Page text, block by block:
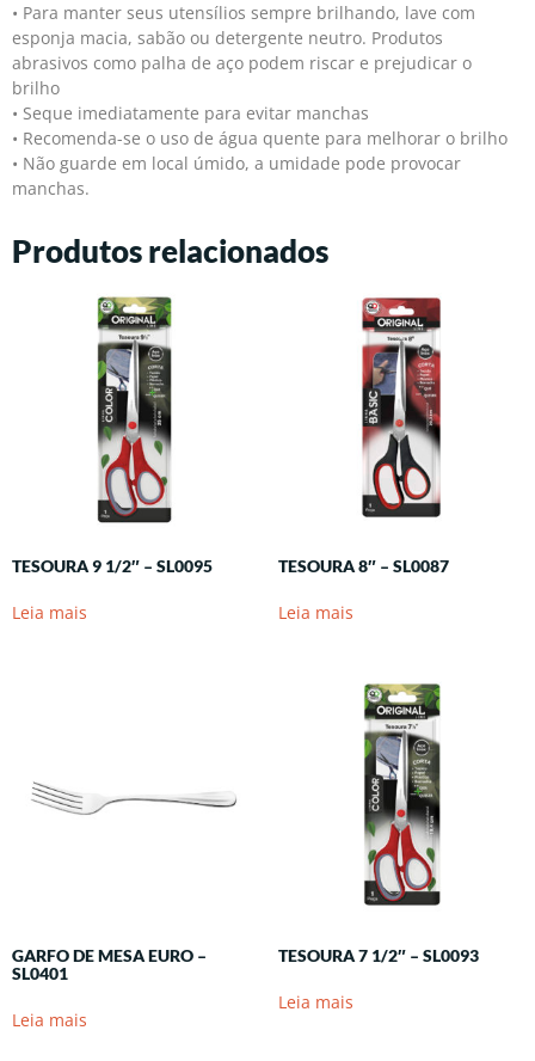
• Para manter seus utensílios sempre brilhando, lave com
esponja macia, sabão ou detergente neutro. Produtos
abrasivos como palha de aço podem riscar e prejudicar o
brilho
• Seque imediatamente para evitar manchas
• Recomenda-se o uso de água quente para melhorar o brilho
• Não guarde em local úmido, a umidade pode provocar
manchas.
Produtos relacionados
TESOURA 9 1/2″ – SL0095
Leia mais
TESOURA 8″ – SL0087
Leia mais
GARFO DE MESA EURO –
SL0401
Leia mais
TESOURA 7 1/2″ – SL0093
Leia mais